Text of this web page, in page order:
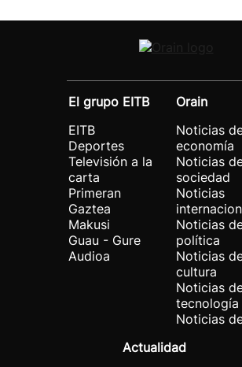
El grupo EITB
EITB
Deportes
Televisión a la
carta
Primeran
Gaztea
Makusi
Guau - Gure
Audioa
Orain
Noticias
economía
Noticias
sociedad
Noticias
Noticias
política
Noticias
cultura
Noticias
tecnología
Noticias
Actualidad